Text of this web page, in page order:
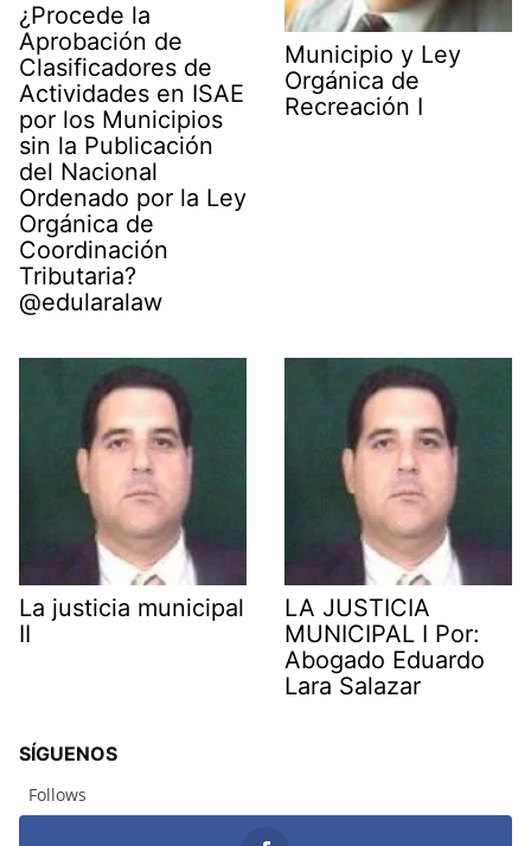
¿Procede la
Aprobación de
Clasificadores de
Actividades en ISAE
por los Municipios
sin la Publicación
del Nacional
Ordenado por la Ley
Orgánica de
Coordinación
Tributaria?
@edularalaw
Municipio y Ley
Orgánica de
Recreación I
La justicia municipal
II
LA JUSTICIA
MUNICIPAL I Por:
Abogado Eduardo
Lara Salazar
SÍGUENOS
Follows